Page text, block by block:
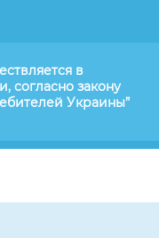
в
согласно закону
Украины”